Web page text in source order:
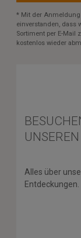
* Mit der Anmeldung
einverstanden, dass
Sortiment per E-Mail
kostenlos wieder
Alles über
Entdeckungen.